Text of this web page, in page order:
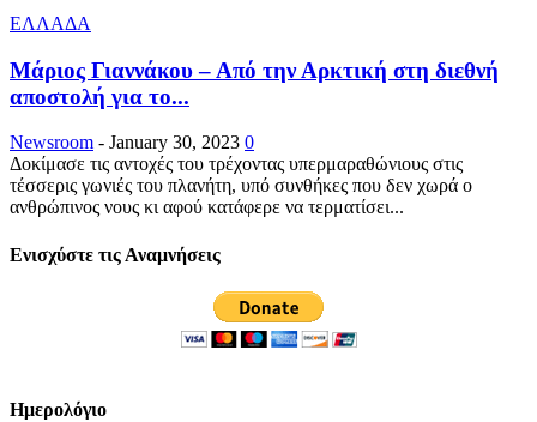
ΕΛΛΑΔΑ
Μάριος Γιαννάκου – Από την Αρκτική στη διεθνή
αποστολή για το...
Newsroom - January 30, 2023 0
Δοκίμασε τις αντοχές του τρέχοντας υπερμαραθώνιους στις
τέσσερις γωνιές του πλανήτη, υπό συνθήκες που δεν χωρά ο
ανθρώπινος νους κι αφού κατάφερε να τερματίσει...
Ενισχύστε τις Αναμνήσεις
Ημερολόγιο